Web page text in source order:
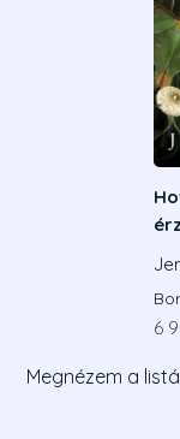
6
Megnézem a